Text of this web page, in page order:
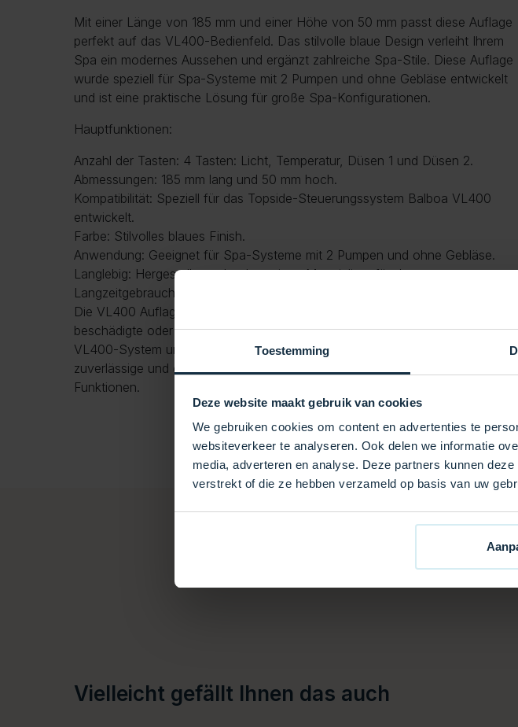
Toestemming
Deze website maakt gebruik van cookies
We gebruiken cookies om content en advertenties te
websiteverkeer te analyseren. Ook delen we informatie
media, adverteren en analyse. Deze partners kunnen
verstrekt of die ze hebben verzameld op basis van uw
Mit einer Länge von 185 mm und einer Höhe von 50 mm passt diese Auflage
perfekt auf das VL400-Bedienfeld. Das stilvolle blaue Design verleiht Ihrem
Spa ein modernes Aussehen und ergänzt zahlreiche Spa-Stile. Diese Auflage
wurde speziell für Spa-Systeme mit 2 Pumpen und ohne Gebläse entwickelt
und ist eine praktische Lösung für große Spa-Konfigurationen.
Hauptfunktionen:
Anzahl der Tasten: 4 Tasten: Licht, Temperatur, Düsen 1 und Düsen 2.
Abmessungen: 185 mm lang und 50 mm hoch.
Kompatibilität: Speziell für das Topside-Steuerungssystem Balboa VL400
entwickelt.
Farbe: Stilvolles blaues Finish.
Anwendung: Geeignet für Spa-Systeme mit 2 Pumpen und ohne Gebläse.
Langlebig: Hergestellt aus hochwertigen Materialien, für den
Langzeitgebrauch entwickelt.
Die VL400 Auflage (4) 2p ohne Luft ist ein hervorragender Ersatz für eine
beschädigte oder abgenutzte Auflage. Dank der Kompatibilität mit dem
VL400-System und dem intuitiven Design bietet dieses Overlay eine
zuverlässige und effiziente Lösung zur optimalen Verwaltung Ihrer Spa-
Funktionen.
Vielleicht gefällt Ihnen das auch